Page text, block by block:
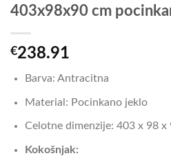
403x98x90 cm
€238.91
Barva: Antracitna
Material: Pocinkano jeklo
Celotne dimenzije: 403 x 98 x
Kokošnjak: